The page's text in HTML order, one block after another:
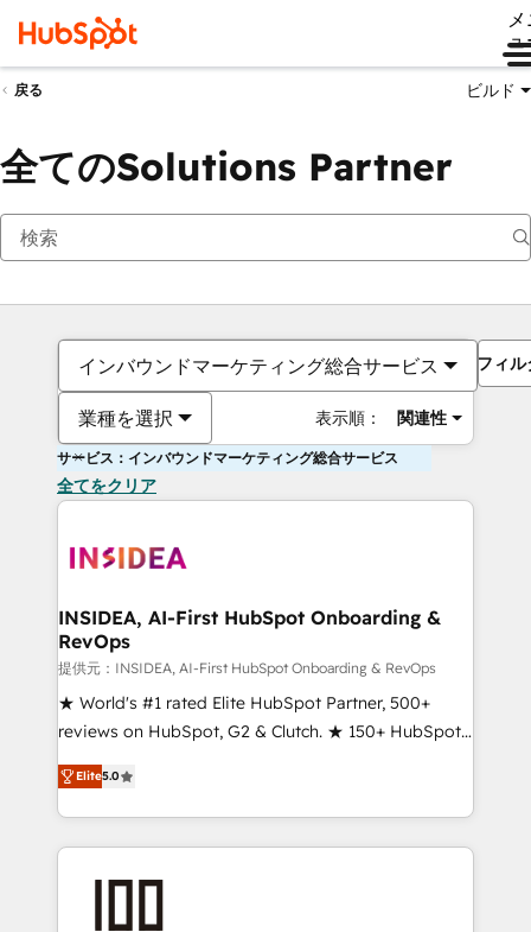
ュ
戻る ビルド
全てのSolutions Partner
インバウンドマーケティング総合サービス
業種を選択 表示順： 関連性
フィル
サービス：インバウンドマーケティング総合サービス
全てをクリア
INSIDEA, AI-First HubSpot Onboarding &
RevOps
提供元：INSIDEA, AI-First HubSpot Onboarding & RevOps
★ World's #1 rated Elite HubSpot Partner, 500+
reviews on HubSpot, G2 & Clutch. ★ 150+ HubSpot
Certified Experts & Trainers across the team ★
1,500+ implementations across five continents ★ AI-
First, RevOps-led, Onboarding obsessed ★
Company of the Year 2024/25 INSIDEA helps
Elite5.0